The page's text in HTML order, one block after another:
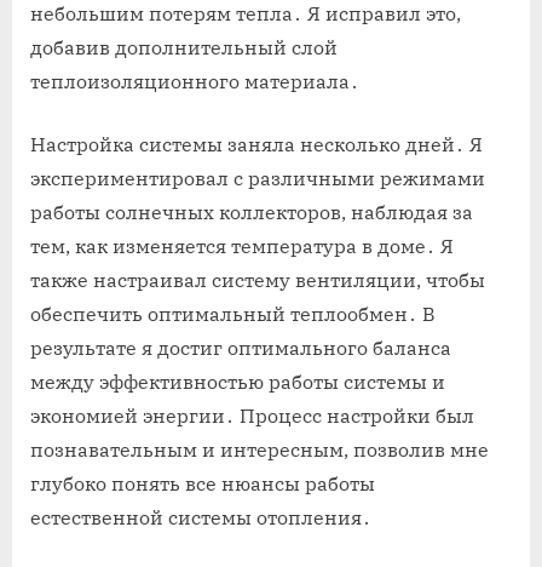
небольшим потерям тепла․ Я исправил это,
добавив дополнительный слой
теплоизоляционного материала․
Настройка системы заняла несколько дней․ Я
экспериментировал с различными режимами
работы солнечных коллекторов, наблюдая за
тем, как изменяется температура в доме․ Я
также настраивал систему вентиляции, чтобы
обеспечить оптимальный теплообмен․ В
результате я достиг оптимального баланса
между эффективностью работы системы и
экономией энергии․ Процесс настройки был
познавательным и интересным, позволив мне
глубоко понять все нюансы работы
естественной системы отопления․